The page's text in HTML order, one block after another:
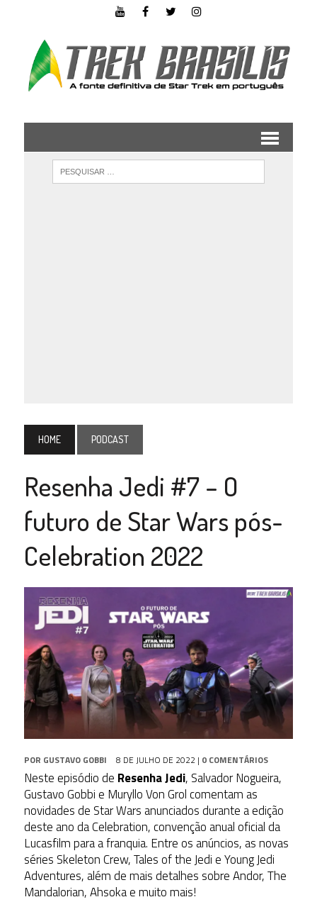
HOME PODCAST
Resenha Jedi #7 – O
futuro de Star Wars pós-
Celebration 2022
POR GUSTAVO GOBBI 8 DE JULHO DE 2022 | 0 COMENTÁRIOS
Neste episódio de Resenha Jedi, Salvador Nogueira,
Gustavo Gobbi e Muryllo Von Grol comentam as
novidades de Star Wars anunciados durante a edição
deste ano da Celebration, convenção anual oficial da
Lucasfilm para a franquia. Entre os anúncios, as novas
séries Skeleton Crew, Tales of the Jedi e Young Jedi
Adventures, além de mais detalhes sobre Andor, The
Mandalorian, Ahsoka e muito mais!